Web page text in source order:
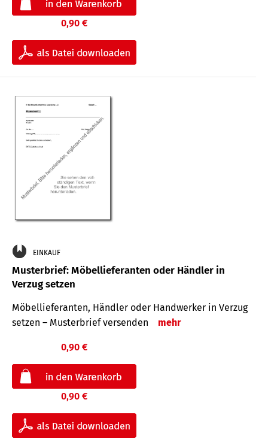
0,90 €
EINKAUF
Musterbrief: Möbellieferanten oder Händler in
Verzug setzen
Möbellieferanten, Händler oder Handwerker in Verzug
setzen – Musterbrief versenden
mehr
0,90 €
0,90 €